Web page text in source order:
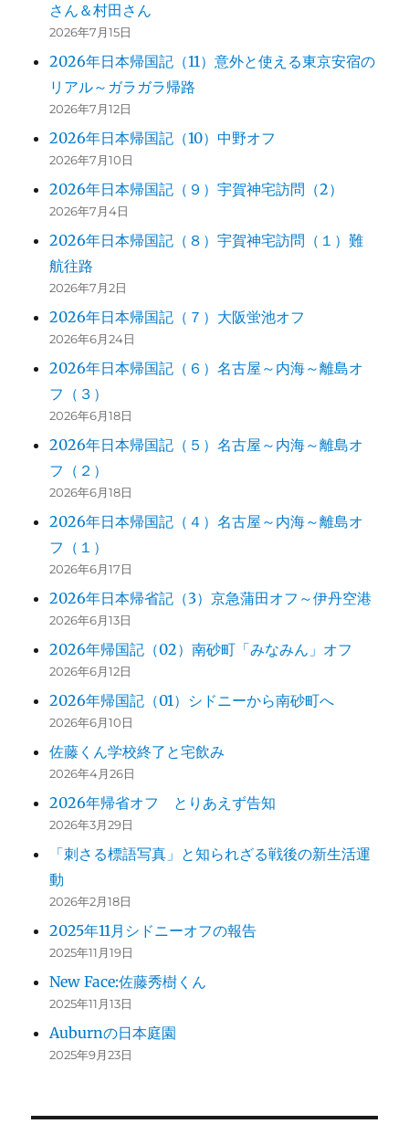
さん＆村田さん
2026年7月15日
2026年日本帰国記（11）意外と使える東京安宿の
リアル～ガラガラ帰路
2026年7月12日
2026年日本帰国記（10）中野オフ
2026年7月10日
2026年日本帰国記（９）宇賀神宅訪問（2）
2026年7月4日
2026年日本帰国記（８）宇賀神宅訪問（１）難
航往路
2026年7月2日
2026年日本帰国記（７）大阪蛍池オフ
2026年6月24日
2026年日本帰国記（６）名古屋～内海～離島オ
フ（３）
2026年6月18日
2026年日本帰国記（５）名古屋～内海～離島オ
フ（２）
2026年6月18日
2026年日本帰国記（４）名古屋～内海～離島オ
フ（１）
2026年6月17日
2026年日本帰省記（3）京急蒲田オフ～伊丹空港
2026年6月13日
2026年帰国記（02）南砂町「みなみん」オフ
2026年6月12日
2026年帰国記（01）シドニーから南砂町へ
2026年6月10日
佐藤くん学校終了と宅飲み
2026年4月26日
2026年帰省オフ とりあえず告知
2026年3月29日
「刺さる標語写真」と知られざる戦後の新生活運
動
2026年2月18日
2025年11月シドニーオフの報告
2025年11月19日
New Face:佐藤秀樹くん
2025年11月13日
Auburnの日本庭園
2025年9月23日